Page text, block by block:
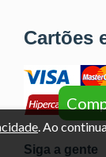
Cartões
Siga a gente
. Ao